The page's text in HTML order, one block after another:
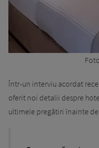
Într-un interviu acordat
oferit noi detalii despre
ultimele pregătiri înainte